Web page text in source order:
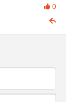
0